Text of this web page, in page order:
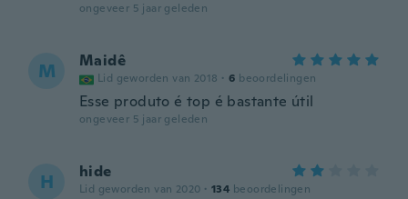
ongeveer 5 jaar geleden
M Maidê
Lid geworden van 2018 · 6 beoordelingen
Esse produto é top é bastante útil
ongeveer 5 jaar geleden
H hide
Lid geworden van 2020 · 134 beoordelingen